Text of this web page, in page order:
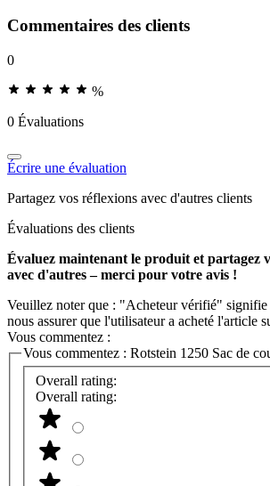
Commentaires des clients
0
%
0 Évaluations
Écrire une évaluation
Partagez vos réflexions avec d'autres clients
Évaluations des clients
Évaluez maintenant le produit et partagez
avec d'autres – merci pour votre avis !
Veuillez noter que : "Acheteur vérifié" signifie
nous assurer que l'utilisateur a acheté l'article
Vous commentez :
Vous commentez : Rotstein 1250 Sac de
Overall rating:
Overall rating: